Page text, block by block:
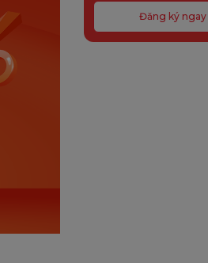
Đăng ký ngay